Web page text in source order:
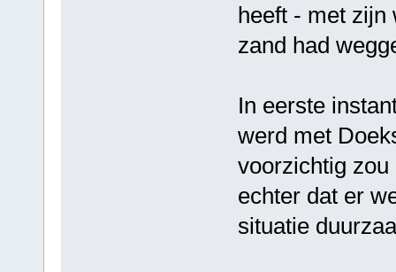
heeft - met zijn
zand had
In eerste
werd met
voorzichtig
echter dat er
situatie